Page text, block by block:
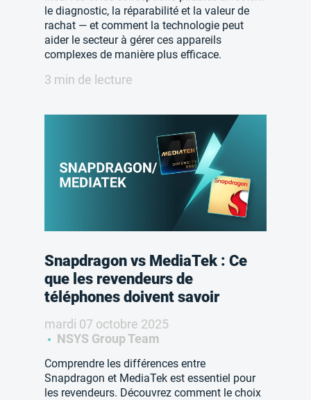
le diagnostic, la réparabilité et la valeur de
rachat — et comment la technologie peut
aider le secteur à gérer ces appareils
complexes de manière plus efficace.
3 min de lecture
Snapdragon vs MediaTek : Ce
que les revendeurs de
téléphones doivent savoir
mardi 07 octobre 2025
NSYS Group Team
Comprendre les différences entre
Snapdragon et MediaTek est essentiel pour
les revendeurs. Découvrez comment le choix